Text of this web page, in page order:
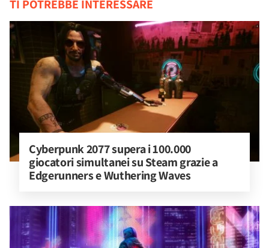
TI POTREBBE INTERESSARE
Cyberpunk 2077 supera i 100.000
giocatori simultanei su Steam grazie a
Edgerunners e Wuthering Waves